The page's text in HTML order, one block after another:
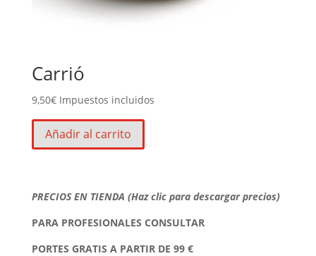
Carrió
9,50€ Impuestos incluidos
Añadir al carrito
PRECIOS EN TIENDA (Haz clic para descargar precios)
PARA PROFESIONALES CONSULTAR
PORTES GRATIS A PARTIR DE 99 €